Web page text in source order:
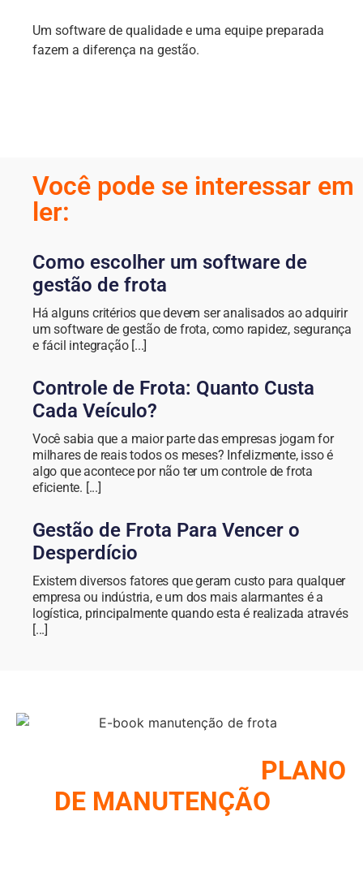
Um software de qualidade e uma equipe preparada
fazem a diferença na gestão.
Você pode se interessar em
ler:
Como escolher um software de
gestão de frota
Há alguns critérios que devem ser analisados ao adquirir
um software de gestão de frota, como rapidez, segurança
e fácil integração [...]
Controle de Frota: Quanto Custa
Cada Veículo?
Você sabia que a maior parte das empresas jogam for
milhares de reais todos os meses? Infelizmente, isso é
algo que acontece por não ter um controle de frota
eficiente. [...]
Gestão de Frota Para Vencer o
Desperdício
Existem diversos fatores que geram custo para qualquer
empresa ou indústria, e um dos mais alarmantes é a
logística, principalmente quando esta é realizada através
[...]
PLANO
DE MANUTENÇÃO